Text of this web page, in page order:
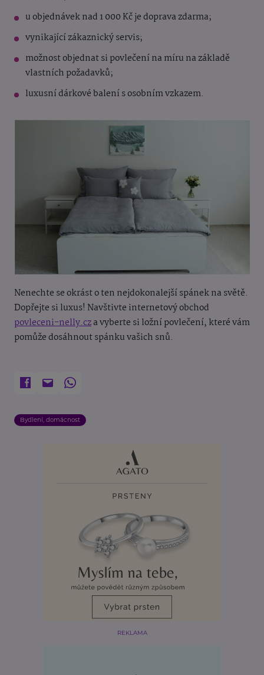
u objednávek nad 1 000 Kč je doprava zdarma;
vynikající zákaznický servis;
možnost objednat si povlečení na míru na základě
vlastních požadavků;
luxusní dárkové balení s osobním vzkazem.
Nenechte se okrást o ten nejdokonalejší spánek na světě.
Dopřejte si luxus! Navštivte internetový obchod
povleceni-nelly.cza vyberte si ložní povlečení, které vám
pomůže dosáhnout spánku vašich snů.
Bydlení, domácnost
REKLAMA